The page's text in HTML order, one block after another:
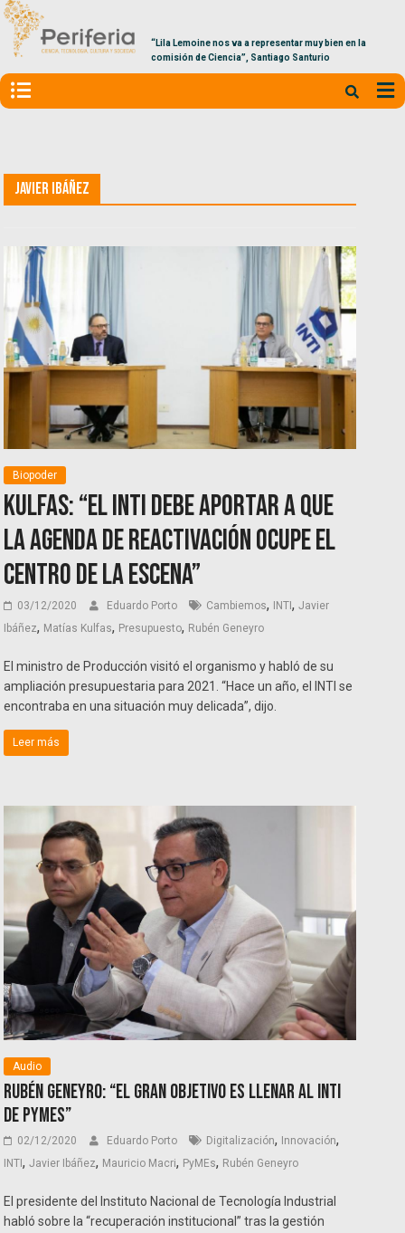
“Lila Lemoine nos va a representar muy bien en la
comisión de Ciencia”, Santiago Santurio
Javier Ibáñez
Biopoder
Kulfas: “El INTI debe aportar a que
la agenda de reactivación ocupe el
centro de la escena”
03/12/2020 Eduardo Porto Cambiemos, INTI,Javier
Ibáñez, Matías Kulfas, Presupuesto, Rubén Geneyro
El ministro de Producción visitó el organismo y habló de su
ampliación presupuestaria para 2021. “Hace un año, el INTI se
encontraba en una situación muy delicada”, dijo.
Leer más
Audio
Rubén Geneyro: “El gran objetivo es llenar al INTI
de PyMEs”
02/12/2020 Eduardo Porto Digitalización, Innovación,
INTI,Javier Ibáñez, Mauricio Macri, PyMEs, Rubén Geneyro
El presidente del Instituto Nacional de Tecnología Industrial
habló sobre la “recuperación institucional” tras la gestión